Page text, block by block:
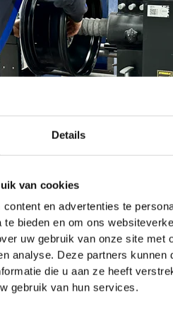
Details
van cookies
en advertenties te
bieden en om ons
uw gebruik van onze site met
analyse. Deze partners kunnen
die u aan ze heeft
gebruik van hun services.
Janssen Van
richttechnieken en
wij eerst of het richten
brengen we de velg
vorm. Na afloop
u weer veilig en